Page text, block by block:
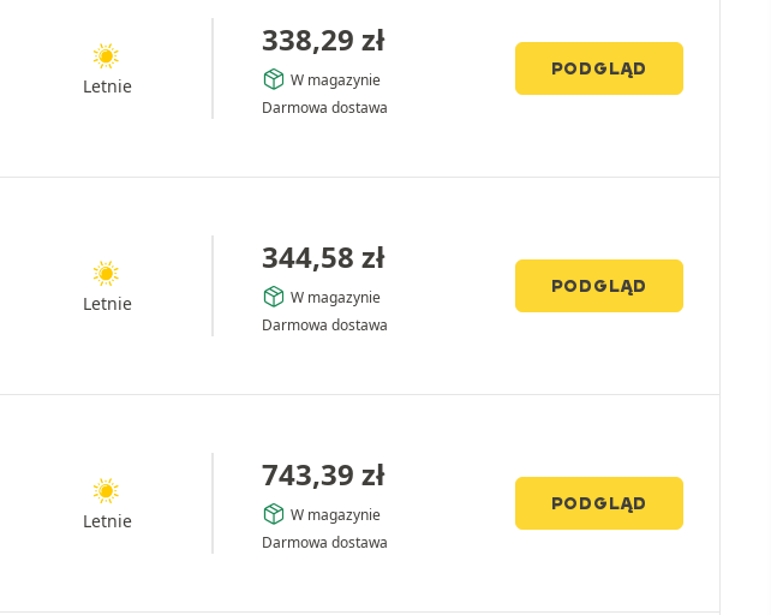
Letnie
338,29 zł
W magazynie
Darmowa dostawa
PODGLĄD
Letnie
344,58 zł
W magazynie
Darmowa dostawa
PODGLĄD
Letnie
743,39 zł
W magazynie
Darmowa dostawa
PODGLĄD